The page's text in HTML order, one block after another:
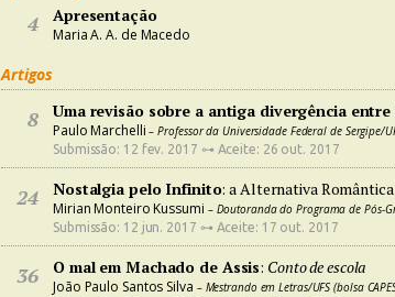
4 Apresentação
Maria A. A. de Macedo
Artigos
8 Uma revisão sobre a antiga divergência
Paulo Marchelli – Professor da Universidade Federal de Sergipe/
Submissão: 12 fev. 2017 ⊶ Aceite: 26 out. 2017
24 Nostalgia pelo Infinito: a Alternativa
Mirian Monteiro Kussumi – Doutoranda do Programa de Pós-
Submissão: 12 jun. 2017 ⊶ Aceite: 17 out. 2017
36 O mal em Machado de Assis: Conto de escola
João Paulo Santos Silva – Mestrando em Letras/UFS (bolsa